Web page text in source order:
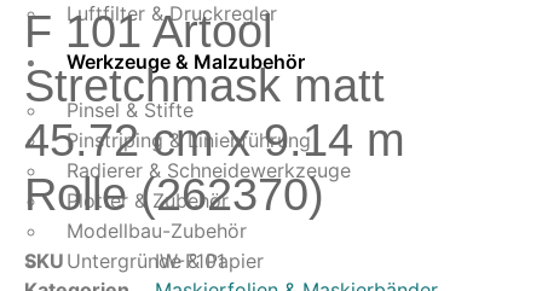
Luftfilter & Druckregler
Werkzeuge & Malzubehör
Pinsel & Stifte
Pinstriping & Linienführung
Radierer & Schneidewerkzeuge
Plotter & Zubehör
Modellbau-Zubehör
Untergründe & Papier
F 101 Artool
Stretchmask matt
45.72 cm x 9.14 m
Rolle (262370)
SKU
IW-F101